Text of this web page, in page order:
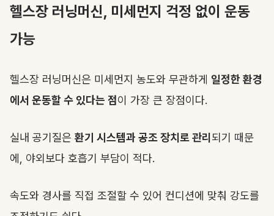
헬스장 러닝머신, 미세먼지 걱정 없이 운동
가능
헬스장 러닝머신은 미세먼지 농도와 무관하게 일정한 환경
에서 운동할 수 있다는 점이 가장 큰 장점이다.
실내 공기질은 환기 시스템과 공조 장치로 관리 되기 때문
에, 야외보다 호흡기 부담이 적다.
속도와 경사를 직접 조절할 수 있어 컨디션에 맞춰 강도를